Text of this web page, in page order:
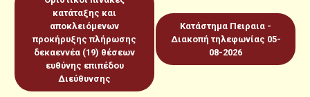
e-Money
Sitemap Πολιτική για Cookies
Προστασία Προσωπικών
ΔεδομένωνΌροι χρήσεως
Copyright 2026 © www.tpd.gr
Produced by
κατάταξης και
αποκλειόμενων
προκήρυξης πλήρωσης
δεκαεννέα (19) θέσεων
ευθύνης επιπέδου
Διεύθυνσης
Κατάστημα Πειραια -
Διακοπή τηλεφωνίας 05-
08-2026